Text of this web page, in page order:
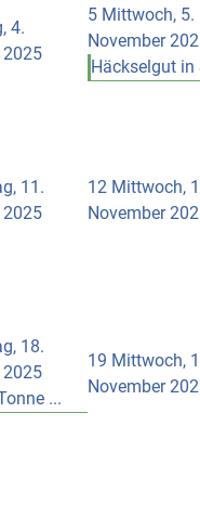
4.
2025
5 Mittwoch, 5.
November
Häckselgut in
11.
2025
12 Mittwoch,
November
18.
2025
...
19 Mittwoch,
November